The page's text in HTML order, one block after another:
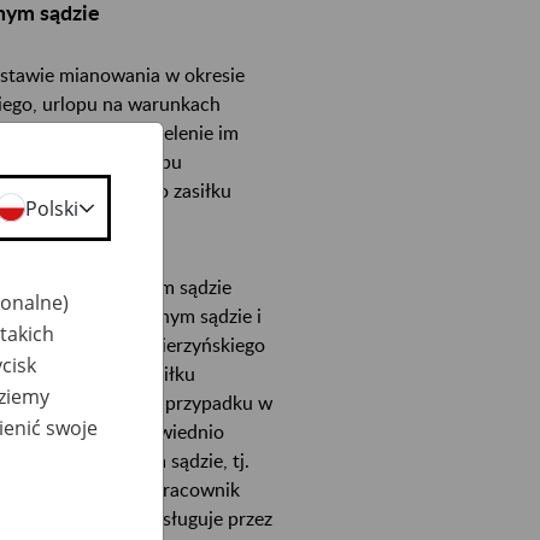
sądzie
mianowania w okresie
urlopu na warunkach
i ponowne udzielenie im
o okres urlopu
prawa do zasiłku
w jednym sądzie
sądowym w innym sądzie i
urlopu macierzyńskiego
prawo do zasiłku
W takim przypadku w
składek i odpowiednio
sądowego w innym sądzie, tj.
którym aktualnie pracownik
Zasiłek przysługuje przez
Polski
swoje